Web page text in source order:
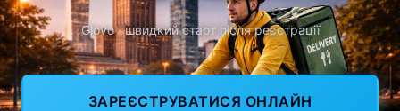
Glovo · швидкий старт після реєстрації
ЗАРЕЄСТРУВАТИСЯ ОНЛАЙН